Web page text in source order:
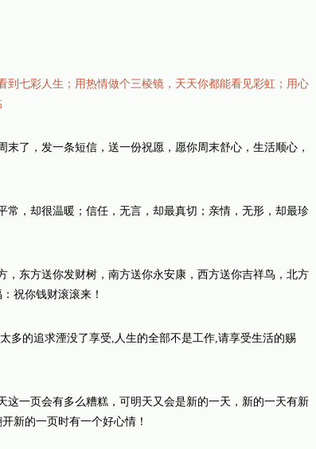
到七彩人生；用热情做个三棱镜，天天你都能看见彩虹；用心
末了，发一条短信，送一份祝愿，愿你周末舒心，生活顺心，
常，却很温暖；信任，无言，却最真切；亲情，无形，却最珍
，东方送你发财树，南方送你永安康，西方送你吉祥鸟，北方
祝你钱财滚滚来！
多的追求湮没了享受,人生的全部不是工作,请享受生活的赐
这一页会有多么糟糕，可明天又会是新的一天，新的一天有新
新的一页时有一个好心情！